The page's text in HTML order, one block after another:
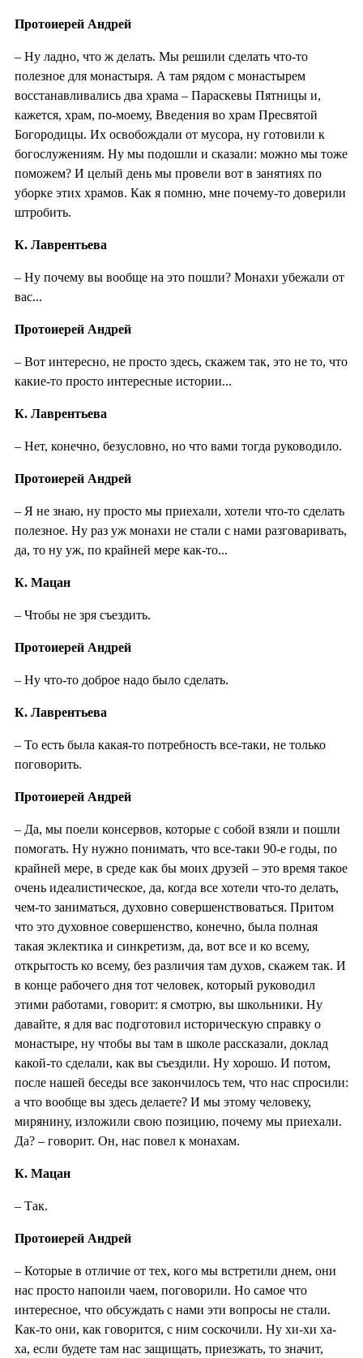
Протоиерей Андрей
– Ну ладно, что ж делать. Мы решили сделать что-то
полезное для монастыря. А там рядом с монастырем
восстанавливались два храма – Параскевы Пятницы и,
кажется, храм, по-моему, Введения во храм Пресвятой
Богородицы. Их освобождали от мусора, ну готовили к
богослужениям. Ну мы подошли и сказали: можно мы тоже
поможем? И целый день мы провели вот в занятиях по
уборке этих храмов. Как я помню, мне почему-то доверили
штробить.
К. Лаврентьева
– Ну почему вы вообще на это пошли? Монахи убежали от
вас...
Протоиерей Андрей
– Вот интересно, не просто здесь, скажем так, это не то, что
какие-то просто интересные истории...
К. Лаврентьева
– Нет, конечно, безусловно, но что вами тогда руководило.
Протоиерей Андрей
– Я не знаю, ну просто мы приехали, хотели что-то сделать
полезное. Ну раз уж монахи не стали с нами разговаривать,
да, то ну уж, по крайней мере как-то...
К. Мацан
– Чтобы не зря съездить.
Протоиерей Андрей
– Ну что-то доброе надо было сделать.
К. Лаврентьева
– То есть была какая-то потребность все-таки, не только
поговорить.
Протоиерей Андрей
– Да, мы поели консервов, которые с собой взяли и пошли
помогать. Ну нужно понимать, что все-таки 90-е годы, по
крайней мере, в среде как бы моих друзей – это время такое
очень идеалистическое, да, когда все хотели что-то делать,
чем-то заниматься, духовно совершенствоваться. Притом
что это духовное совершенство, конечно, была полная
такая эклектика и синкретизм, да, вот все и ко всему,
открытость ко всему, без различия там духов, скажем так. И
в конце рабочего дня тот человек, который руководил
этими работами, говорит: я смотрю, вы школьники. Ну
давайте, я для вас подготовил историческую справку о
монастыре, ну чтобы вы там в школе рассказали, доклад
какой-то сделали, как вы съездили. Ну хорошо. И потом,
после нашей беседы все закончилось тем, что нас спросили:
а что вообще вы здесь делаете? И мы этому человеку,
мирянину, изложили свою позицию, почему мы приехали.
Да? – говорит. Он, нас повел к монахам.
К. Мацан
– Так.
Протоиерей Андрей
– Которые в отличие от тех, кого мы встретили днем, они
нас просто напоили чаем, поговорили. Но самое что
интересное, что обсуждать с нами эти вопросы не стали.
Как-то они, как говорится, с ним соскочили. Ну хи-хи ха-
ха, если будете там нас защищать, приезжать, то значит,